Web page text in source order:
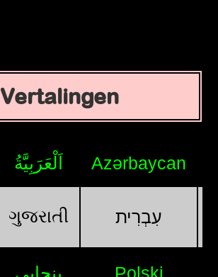
Vertalingen
اَلْعَرَبِيَّةُ Azərbaycan
ગુજરાતી עִבְרִית
پنجابی Polski